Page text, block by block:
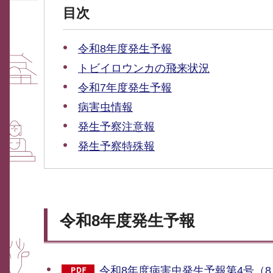
目次
令和8年度発生予報
トビイロウンカの飛来状況
令和7年度発生予報
病害虫情報
発生予察注意報
発生予察特殊報
令和8年度発生予報
令和8年度病害虫発生予報第4号（8